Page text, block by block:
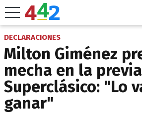
DECLARACIONES
Milton Giménez
mecha en la
Superclásico: "Lo
ganar"